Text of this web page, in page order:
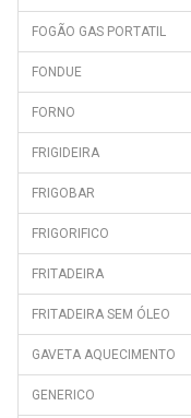
FOGÃO GAS PORTATIL
FONDUE
FORNO
FRIGIDEIRA
FRIGOBAR
FRIGORIFICO
FRITADEIRA
FRITADEIRA SEM ÓLEO
GAVETA AQUECIMENTO
GENERICO